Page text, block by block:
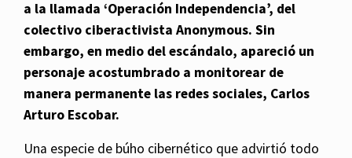
a la llamada ‘Operación Independencia’, del
colectivo ciberactivista Anonymous. Sin
embargo, en medio del escándalo, apareció un
personaje acostumbrado a monitorear de
manera permanente las redes sociales, Carlos
Arturo Escobar.
Una especie de búho cibernético que advirtió todo